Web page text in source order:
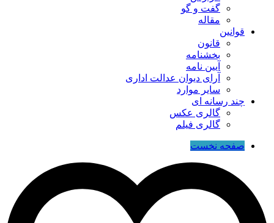
گفت و گو
مقاله
قوانین
قانون
بخشنامه
آیین نامه
آرای دیوان عدالت اداری
سایر موارد
چند رسانه ای
گالری عکس
گالری فیلم
صفحه نخست